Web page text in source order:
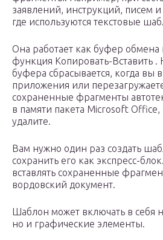
заявлений, инструкций, писем
где используются текстовые
Она работает как буфер обмена
функция Копировать-Вставить
буфера сбрасывается, когда вы
приложения или
сохраненные фрагменты
в памяти пакета Microsoft
удалите.
Вам нужно один раз создать
сохранить его как экспресс-
вставлять сохраненные
вордовский документ.
Шаблон может включать в себя
но и графические элементы.